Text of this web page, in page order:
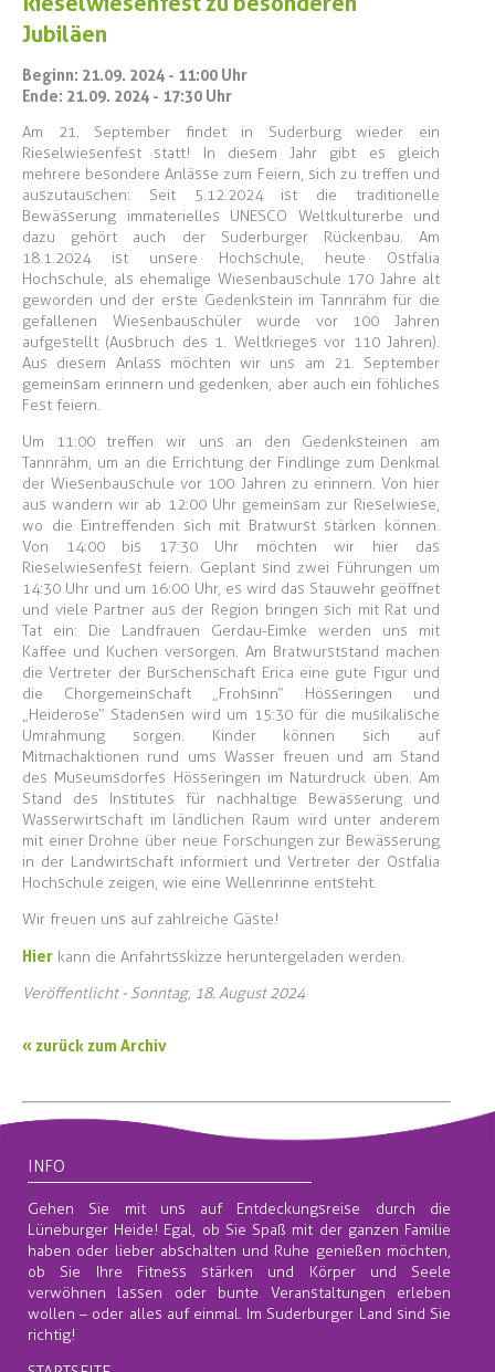
Jubiläen
Beginn: 21.09. 2024 - 11:00 Uhr
Ende: 21.09. 2024 - 17:30 Uhr
Am 21. September findet in Suderburg wieder ein
Rieselwiesenfest statt! In diesem Jahr gibt es gleich
mehrere besondere Anlässe zum Feiern, sich zu treffen und
auszutauschen: Seit 5.12.2024 ist die traditionelle
Bewässerung immaterielles UNESCO Weltkulturerbe und
dazu gehört auch der Suderburger Rückenbau. Am
18.1.2024 ist unsere Hochschule, heute Ostfalia
Hochschule, als ehemalige Wiesenbauschule 170 Jahre alt
geworden und der erste Gedenkstein im Tannrähm für die
gefallenen Wiesenbauschüler wurde vor 100 Jahren
aufgestellt (Ausbruch des 1. Weltkrieges vor 110 Jahren).
Aus diesem Anlass möchten wir uns am 21. September
gemeinsam erinnern und gedenken, aber auch ein föhliches
Fest feiern.
Um 11:00 treffen wir uns an den Gedenksteinen am
Tannrähm, um an die Errichtung der Findlinge zum Denkmal
der Wiesenbauschule vor 100 Jahren zu erinnern. Von hier
aus wandern wir ab 12:00 Uhr gemeinsam zur Rieselwiese,
wo die Eintreffenden sich mit Bratwurst stärken können.
Von 14:00 bis 17:30 Uhr möchten wir hier das
Rieselwiesenfest feiern. Geplant sind zwei Führungen um
14:30 Uhr und um 16:00 Uhr, es wird das Stauwehr geöffnet
und viele Partner aus der Region bringen sich mit Rat und
Tat ein: Die Landfrauen Gerdau-Eimke werden uns mit
Kaffee und Kuchen versorgen. Am Bratwurststand machen
die Vertreter der Burschenschaft Erica eine gute Figur und
die Chorgemeinschaft „Frohsinn“ Hösseringen und
„Heiderose“ Stadensen wird um 15:30 für die musikalische
Umrahmung sorgen. Kinder können sich auf
Mitmachaktionen rund ums Wasser freuen und am Stand
des Museumsdorfes Hösseringen im Naturdruck üben. Am
Stand des Institutes für nachhaltige Bewässerung und
Wasserwirtschaft im ländlichen Raum wird unter anderem
mit einer Drohne über neue Forschungen zur Bewässerung
in der Landwirtschaft informiert und Vertreter der Ostfalia
Hochschule zeigen, wie eine Wellenrinne entsteht.
Wir freuen uns auf zahlreiche Gäste!
Hier kann die Anfahrtsskizze heruntergeladen werden.
Veröffentlicht - Sonntag, 18. August 2024
« zurück zum Archiv
INFO
Gehen Sie mit uns auf Entdeckungsreise durch die
Lüneburger Heide! Egal, ob Sie Spaß mit der ganzen Familie
haben oder lieber abschalten und Ruhe genießen möchten,
ob Sie Ihre Fitness stärken und Körper und Seele
verwöhnen lassen oder bunte Veranstaltungen erleben
wollen – oder alles auf einmal. Im Suderburger Land sind Sie
richtig!